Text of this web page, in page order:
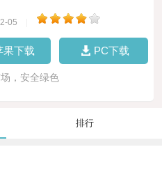
05
果下载 PC下载
，安全绿色
排行